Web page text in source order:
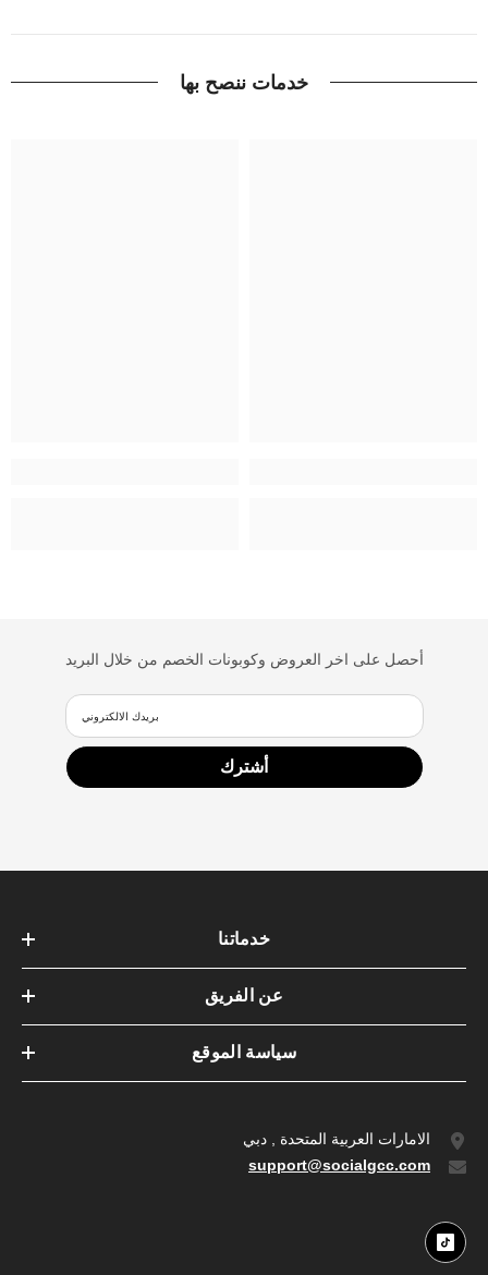
خدمات ننصح بها
أحصل على اخر العروض وكوبونات الخصم من خلال البريد
بريدك الالكتروني
أشترك
خدماتنا
عن الفريق
سياسة الموقع
الامارات العربية المتحدة , دبي
support@socialgcc.com